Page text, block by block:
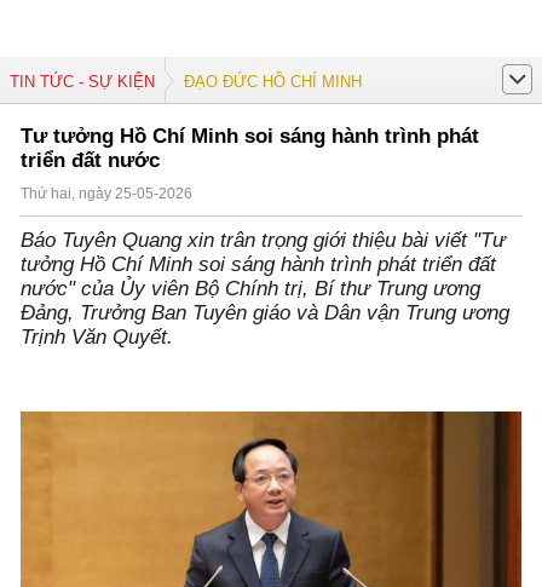
TIN TỨC - SỰ KIỆN ĐẠO ĐỨC HỒ CHÍ MINH
Tư tưởng Hồ Chí Minh soi sáng hành trình phát
triển đất nước
Thứ hai, ngày 25-05-2026
Báo Tuyên Quang xin trân trọng giới thiệu bài viết "Tư
tưởng Hồ Chí Minh soi sáng hành trình phát triển đất
nước" của Ủy viên Bộ Chính trị, Bí thư Trung ương
Đảng, Trưởng Ban Tuyên giáo và Dân vận Trung ương
Trịnh Văn Quyết.